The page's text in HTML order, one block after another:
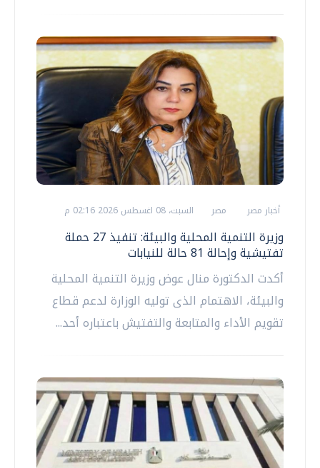
أخبار مصر مصر السبت، 08 اغسطس 2026 02:16 م
وزيرة التنمية المحلية والبيئة: تنفيذ 27 حملة
تفتيشية وإحالة 81 حالة للنيابات
أكدت الدكتورة منال عوض وزيرة التنمية المحلية
والبيئة، الاهتمام الذى توليه الوزارة لدعم قطاع
تقويم الأداء والمتابعة والتفتيش باعتباره أحد...